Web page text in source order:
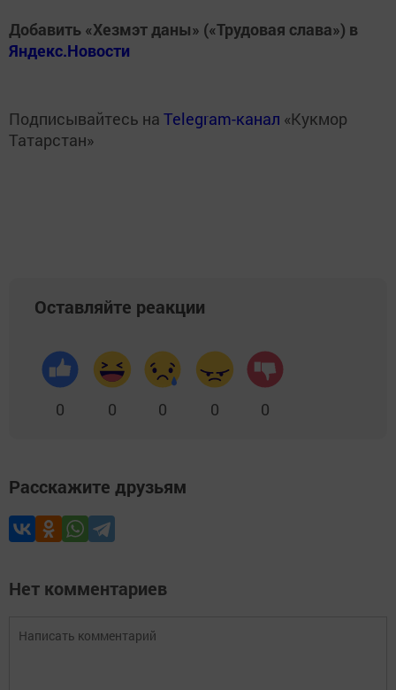
Добавить «Хезмэт даны» («Трудовая слава») в
Яндекс.Новости
Подписывайтесь на Telegram-канал «Кукмор
Татарстан»
Оставляйте реакции
0 0 0 0 0
Расскажите друзьям
Нет комментариев